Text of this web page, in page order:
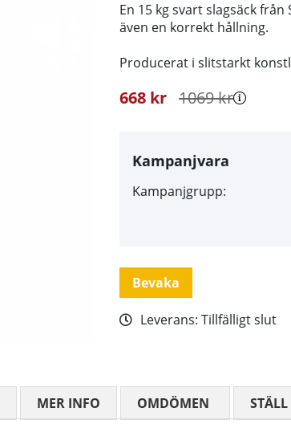
En 15 kg svart slagsäck
även en korrekt hållning.
Producerat i slitstarkt
1069kr
668 kr
Kampanjvara
Kampanjgrupp:
Bevaka
Leverans: Tillfälligt slut
MER INFO OMDÖMEN